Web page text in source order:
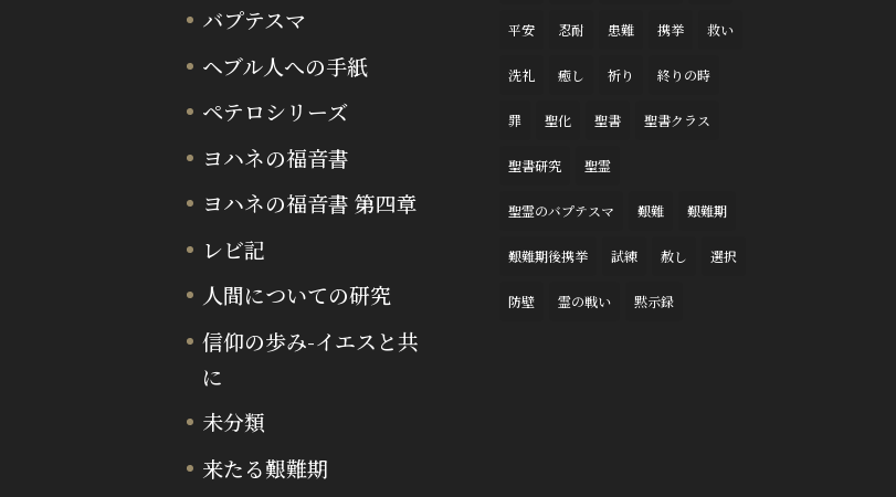
バプテスマ
ヘブル人への手紙
ペテロシリーズ
ヨハネの福音書
ヨハネの福音書 第四章
レビ記
人間についての研究
信仰の歩み-イエスと共
に
未分類
来たる艱難期
平安 忍耐 患難 携挙 救い
洗礼 癒し 祈り 終りの時
罪 聖化 聖書 聖書クラス
聖書研究 聖霊
聖霊のバプテスマ 艱難 艱難期
艱難期後携挙 試練 赦し 選択
防壁 霊の戦い 黙示録